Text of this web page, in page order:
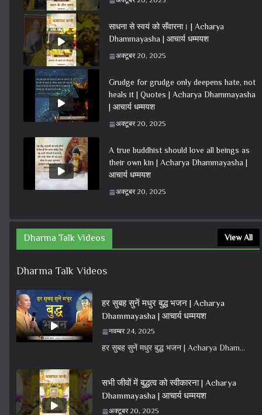
साधना से स्वयं को सँवारना। | Acharya
Dhammayasha | आचार्य धम्मयश
अक्टूबर 20, 2025
Grudge for grudge only deepens hate, not
heals it | Quotes | Acharya Dhammayasha
| आचार्य धम्मयश
अक्टूबर 20, 2025
A true buddhist should love all beings as
their own kin | Acharya Dhammayasha |
आचार्य धम्मयश
अक्टूबर 20, 2025
Dharma Talk Videos View All
Dharma Talk Videos
हर सुबह सुनें मधुर बुद्ध भजन | Acharya
Dhammayasha | आचार्य धम्मयश
नवम्बर 24, 2025
हर सुबह सुनें मधुर बुद्ध भजन | Acharya Dhammayasha | आचार्य धम्मयश हर सुबह सुनें मधुर बुद्ध भजन वियतनामी बुद्ध
सभी जीवों में बुद्धत्व को स्वीकारना | Acharya
Dhammayasha | आचार्य धम्मयश
अक्टूबर 20, 2025